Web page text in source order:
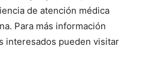
de atención médica
Para más información
interesados pueden visitar